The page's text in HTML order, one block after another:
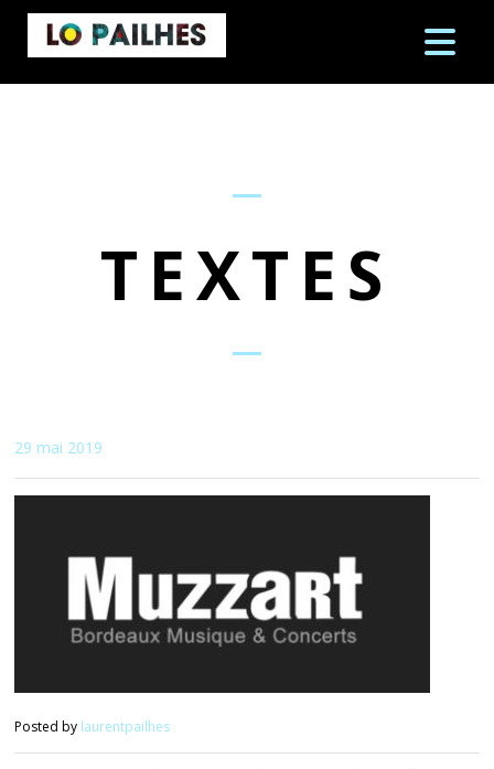
TEXTES
29 mai 2019
Posted by laurentpailhes